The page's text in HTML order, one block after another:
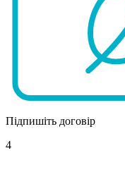
Підпишіть договір
4